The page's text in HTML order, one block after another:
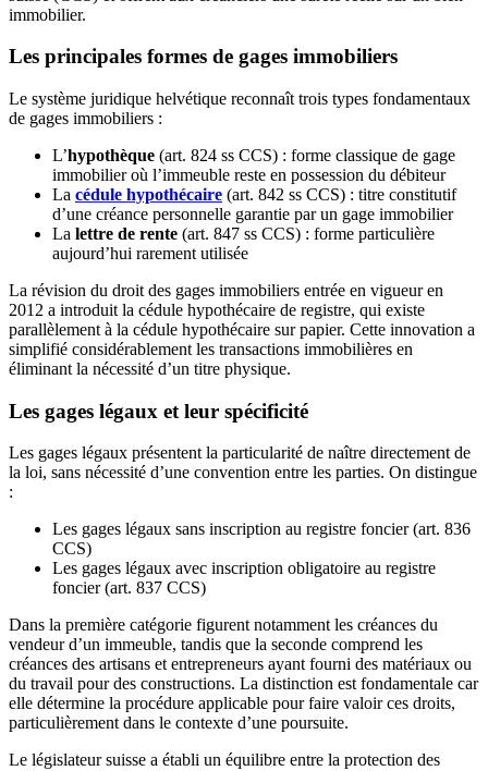
immobilier.
Les principales formes de gages immobiliers
Le système juridique helvétique reconnaît trois types fondamentaux
de gages immobiliers :
L’hypothèque (art. 824 ss CCS) : forme classique de gage
immobilier où l’immeuble reste en possession du débiteur
La cédule hypothécaire (art. 842 ss CCS) : titre constitutif
d’une créance personnelle garantie par un gage immobilier
La lettre de rente (art. 847 ss CCS) : forme particulière
aujourd’hui rarement utilisée
La révision du droit des gages immobiliers entrée en vigueur en
2012 a introduit la cédule hypothécaire de registre, qui existe
parallèlement à la cédule hypothécaire sur papier. Cette innovation a
simplifié considérablement les transactions immobilières en
éliminant la nécessité d’un titre physique.
Les gages légaux et leur spécificité
Les gages légaux présentent la particularité de naître directement de
la loi, sans nécessité d’une convention entre les parties. On distingue
:
Les gages légaux sans inscription au registre foncier (art. 836
CCS)
Les gages légaux avec inscription obligatoire au registre
foncier (art. 837 CCS)
Dans la première catégorie figurent notamment les créances du
vendeur d’un immeuble, tandis que la seconde comprend les
créances des artisans et entrepreneurs ayant fourni des matériaux ou
du travail pour des constructions. La distinction est fondamentale car
elle détermine la procédure applicable pour faire valoir ces droits,
particulièrement dans le contexte d’une poursuite.
Le législateur suisse a établi un équilibre entre la protection des